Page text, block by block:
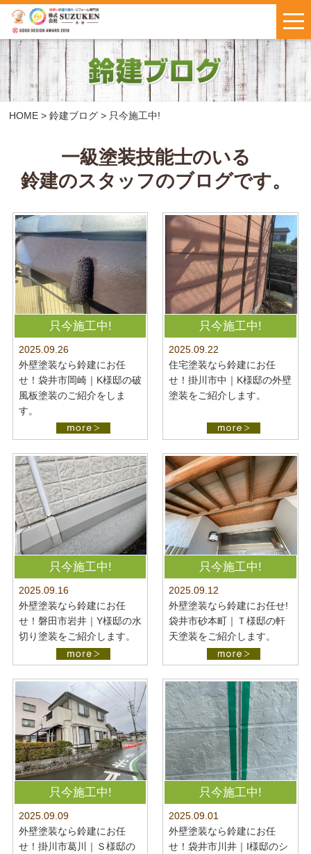
鈴建ブログ
新着情報
W保証について
会社概要
はじめての方へ
施工事例
お客様の声
お問い合わせ ・お見積もり
LINEで気軽に
お問い合わせ
インスタで
最新施工事例
公開中
プライバシーポリシー
HOME > 鈴建ブログ > 只今施工中!
一級塗装技能士のいる
鈴建のスタッフのブログです。
只今施工中!
2025.09.26
外壁塗装なら鈴建にお任
せ！袋井市岡崎｜K様邸の破
風板塗装のご紹介をしま
す。
只今施工中!
2025.09.22
住宅塗装なら鈴建にお任
せ！掛川市中｜K様邸の外壁
塗装をご紹介します。
只今施工中!
2025.09.16
外壁塗装なら鈴建にお任
せ！磐田市岩井｜Y様邸の水
切り塗装をご紹介します。
只今施工中!
2025.09.12
外壁塗装なら鈴建にお任せ!
袋井市砂本町｜Ｔ様邸の軒
天塗装をご紹介します。
只今施工中!
2025.09.09
外壁塗装なら鈴建にお任
せ！掛川市葛川｜Ｓ様邸の
只今施工中!
2025.09.01
外壁塗装なら鈴建にお任
せ！袋井市川井｜I様邸のシ